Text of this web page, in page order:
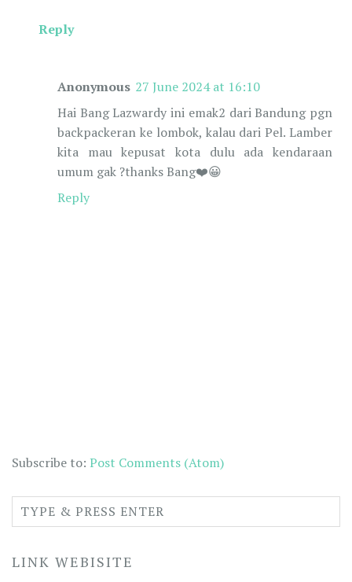
Reply
Anonymous 27 June 2024 at 16:10
Hai Bang Lazwardy ini emak2 dari Bandung pgn
backpackeran ke lombok, kalau dari Pel. Lamber
kita mau kepusat kota dulu ada kendaraan
umum gak ?thanks Bang❤️😀
Reply
Subscribe to: Post Comments (Atom)
LINK WEBISITE